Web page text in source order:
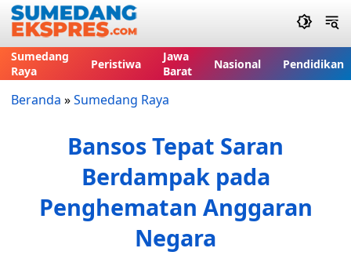
Sumedang
Raya
Peristiwa
Jawa
Barat
Nasional Pendidikan
Beranda »Sumedang Raya
Bansos Tepat Saran
Berdampak pada
Penghematan Anggaran
Negara